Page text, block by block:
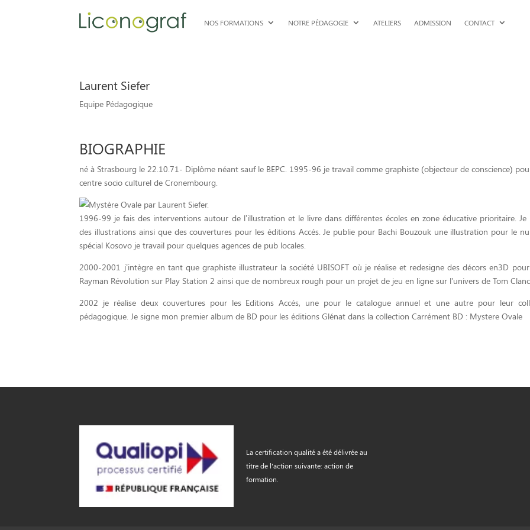
NOS FORMATIONS NOTRE PÉDAGOGIE ATELIERS ADMISSION CONTACT
Laurent Siefer
Equipe Pédagogique
BIOGRAPHIE
né à Strasbourg le 22.10.71- Diplôme néant sauf le BEPC. 1995-96 je travail comme graphiste (objecteur de conscience)
centre socio culturel de Cronembourg.
1996-99 je fais des interventions autour de l’illustration et le livre dans différentes écoles en zone éducative prioritaire. Je
des illustrations ainsi que des couvertures pour les éditions Accés. Je publie pour Bachi Bouzouk une illustration pour le
spécial Kosovo je travail pour quelques agences de pub locales.
2000-2001 j’intègre en tant que graphiste illustrateur la société UBISOFT où je réalise et redesigne des décors en3D
Rayman Révolution sur Play Station 2 ainsi que de nombreux rough pour un projet de jeu en ligne sur l’univers de Tom
2002 je réalise deux couvertures pour les Editions Accés, une pour le catalogue annuel et une autre pour leur
pédagogique. Je signe mon premier album de BD pour les éditions Glénat dans la collection Carrément BD : Mystere Ovale
La certification qualité a été délivrée au
titre de l'action suivante: action de
formation.